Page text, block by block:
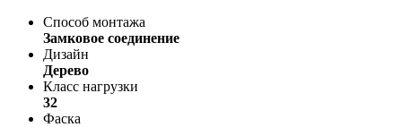
Способ монтажа
Замковое соединение
Дизайн
Дерево
Класс нагрузки
32
Фаска